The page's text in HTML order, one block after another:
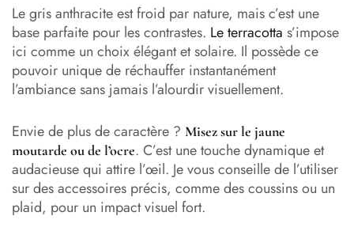
Le gris anthracite est froid par nature, mais c’est une
base parfaite pour les contrastes. Le terracotta s’impose
ici comme un choix élégant et solaire. Il possède ce
pouvoir unique de réchauffer instantanément
l’ambiance sans jamais l’alourdir visuellement.
Envie de plus de caractère ? Misez sur le jaune
moutarde ou de l’ocre. C’est une touche dynamique et
audacieuse qui attire l’œil. Je vous conseille de l’utiliser
sur des accessoires précis, comme des coussins ou un
plaid, pour un impact visuel fort.